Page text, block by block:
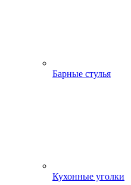
Барные стулья
Кухонные уголки